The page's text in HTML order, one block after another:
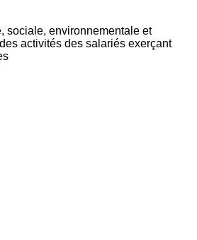
sociale, environnementale et
activités des salariés exerçant